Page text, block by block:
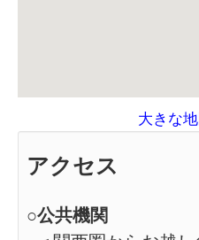
大きな
アクセス
○公共機関